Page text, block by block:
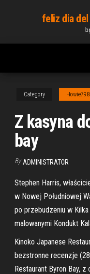
content
feliz dia
Category
Z kasyna
bay
By ADMINISTRATOR
Stephen Harris,
w Nowej Południowej
po przebudzeniu w
malowanymi Kondukt
Kinoko Japanese
bezstronne recenzje
Restaurant Byron Bay,